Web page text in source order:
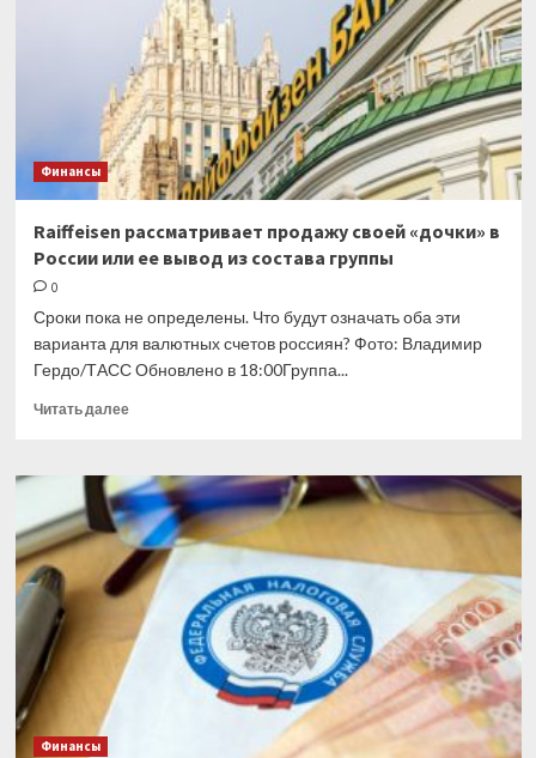
топливо
Финансы
Raiffeisen рассматривает продажу своей «дочки» в
России или ее вывод из состава группы
0
Сроки пока не определены. Что будут означать оба эти
варианта для валютных счетов россиян? Фото: Владимир
Гердо/ТАСС Обновлено в 18:00Группа...
Читать далееПрочитать
Raiffeisen
рассматривает
продажу
своей
«дочки»
в
России
или
ее
Финансы